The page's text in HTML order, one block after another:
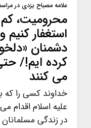
علامه مصباح یزدی در
محرومیت،
استغفار
دشمنان
کرده ایم!/
می کنند
خداوند کسی را که
علیه اسلام اقدام
در زندگی